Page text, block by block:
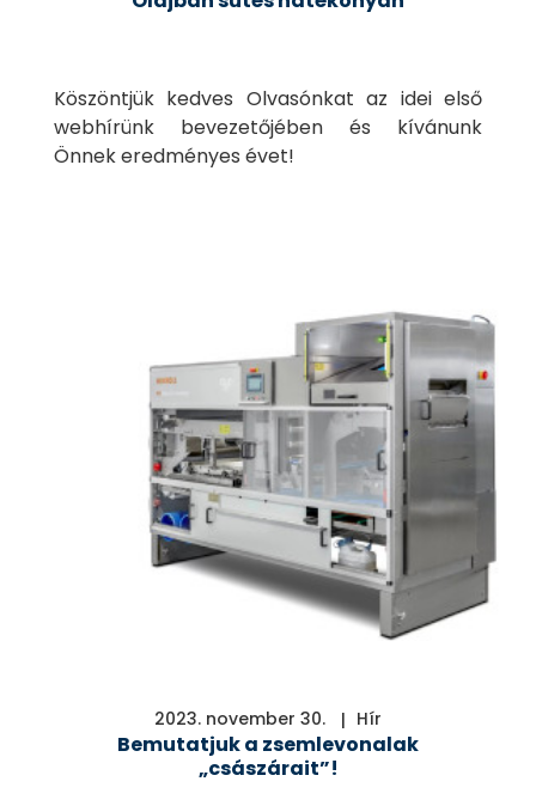
Köszöntjük kedves Olvasónkat az idei első
webhírünk bevezetőjében és kívánunk
Önnek eredményes évet!
2023. november 30. Hír
Bemutatjuk a zsemlevonalak
„császárait”!